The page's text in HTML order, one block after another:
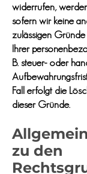
widerrufen,
sofern wir keine
zulässigen
Ihrer
B. steuer- oder
Fall erfolgt die
dieser Gründe.
zu den